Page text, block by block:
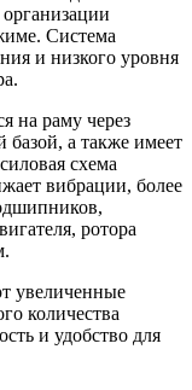
Система
и низкого уровня
на раму через
базой, а также имеет
схема
вибрации, более
ротора
увеличенные
количества
и удобство для